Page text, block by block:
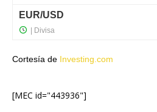
Cortesía de Investing.com
[MEC id="443936"]